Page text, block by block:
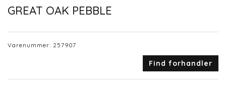
GREAT OAK PEBBLE
Varenummer: 257907
Find forhandler